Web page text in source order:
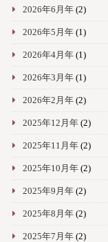
2026年6月年(2)
2026年5月年(1)
2026年4月年(1)
2026年3月年(1)
2026年2月年(2)
2025年12月年(2)
2025年11月年(2)
2025年10月年(2)
2025年9月年(2)
2025年8月年(2)
2025年7月年(2)